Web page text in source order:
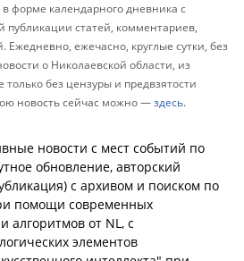
в форме календарного дневника с
статей, комментариев,
Ежедневно, ежечасно, круглые сутки, без
о Николаевской области, из
без цензуры и предвзятости
новость сейчас можно —здесь.
новости с мест событий по
обновление, авторский
с архивом и поиском по
помощи современных
от NL, с
элементов